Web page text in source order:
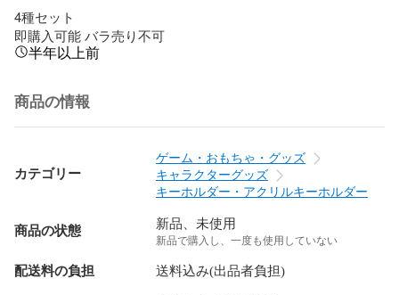
4種セット
即購入可能 バラ売り不可
半年以上前
商品の情報
カテゴリー
ゲーム・おもちゃ・グッズ
キャラクターグッズ
キーホルダー・アクリルキーホルダー
商品の状態 新品、未使用
新品で購入し、一度も使用していない
配送料の負担 送料込み(出品者負担)